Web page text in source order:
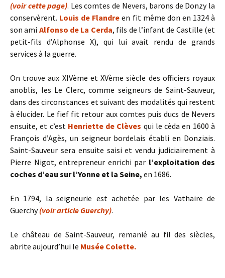
(voir cette page). Les comtes de Nevers, barons de Donzy la
conservèrent. Louis de Flandre en fit même don en 1324 à
son ami Alfonso de La Cerda, fils de l’infant de Castille (et
petit-fils d’Alphonse X), qui lui avait rendu de grands
services à la guerre.
On trouve aux XIVème et XVème siècle des officiers royaux
anoblis, les Le Clerc, comme seigneurs de Saint-Sauveur,
dans des circonstances et suivant des modalités qui restent
à élucider. Le fief fit retour aux comtes puis ducs de Nevers
ensuite, et c’est Henriette de Clèves qui le cèda en 1600 à
François d’Agès, un seigneur bordelais établi en Donziais.
Saint-Sauveur sera ensuite saisi et vendu judiciairement à
Pierre Nigot, entrepreneur enrichi par l’exploitation des
coches d’eau sur l’Yonne et la Seine, en 1686.
En 1794, la seigneurie est achetée par les Vathaire de
Guerchy(voir article Guerchy).
Le château de Saint-Sauveur, remanié au fil des siècles,
abrite aujourd’hui le Musée Colette.